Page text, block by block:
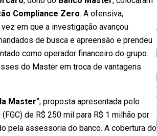
Compliance Zero. A ofensiva,
vez em que a investigação avançou
de busca e apreensão e prendeu
como operador financeiro do grupo.
do Master em troca de vantagens
Master”, proposta apresentada pelo
de R$ 250 mil para R$ 1 milhão por
pela assessoria do banco. A cobertura do